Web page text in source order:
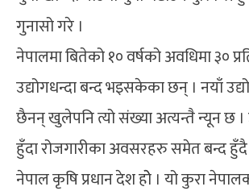
गुनासो गरे ।
नेपालमा बितेको १० वर्षको अवधिमा ३०
उद्योगधन्दा बन्द भइसकेका छन् । नयाँ
छैनन् खुलेपनि त्यो संख्या अत्यन्तै न्यून छ ।
हुँदा रोजगारीका अवसरहरु समेत बन्द
नेपाल कृषि प्रधान देश होे । यो कुरा